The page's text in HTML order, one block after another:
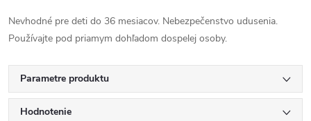
Nevhodné pre deti do 36 mesiacov. Nebezpečenstvo udusenia.
Používajte pod priamym dohľadom dospelej osoby.
Parametre produktu
Hodnotenie